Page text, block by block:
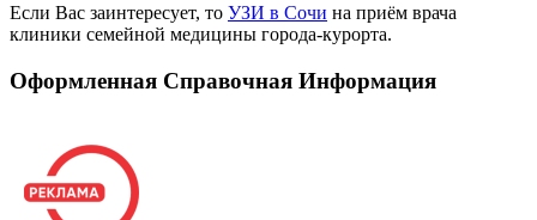
Если Вас заинтересует, то УЗИ в Сочи на приём врача
клиники семейной медицины города-курорта.
Оформленная Справочная Информация